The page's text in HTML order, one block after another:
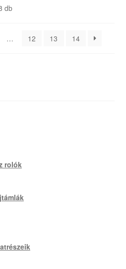
dbSorted
… 12 13 14
rolók